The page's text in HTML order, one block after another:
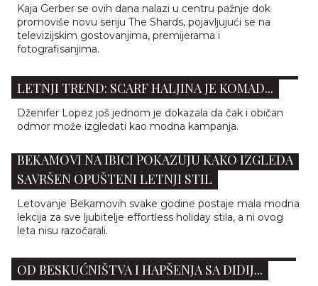
Kaja Gerber se ovih dana nalazi u centru pažnje dok
promoviše novu seriju The Shards, pojavljujući se na
televizijskim gostovanjima, premijerama i
fotografisanjima.
LETNJI TREND: SCARF HALJINA JE KOMAD...
Dženifer Lopez još jednom je dokazala da čak i običan
odmor može izgledati kao modna kampanja.
BEKAMOVI NA IBICI POKAZUJU KAKO IZGLEDA
SAVRŠEN OPUŠTENI LETNJI STIL
Letovanje Bekamovih svake godine postaje mala modna
lekcija za sve ljubitelje effortless holiday stila, a ni ovog
leta nisu razočarali.
OD BESKUĆNIŠTVA I HAPŠENJA SA DIDIJ...